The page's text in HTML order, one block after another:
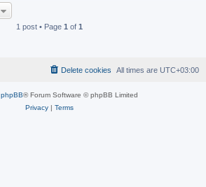
1 post • Page 1 of 1
All times are UTC+03:00
Delete cookies
phpBB® Forum Software © phpBB Limited
Privacy| Terms